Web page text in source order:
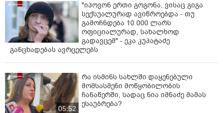
"იპოვონ ერთი გოგონა, ვისაც გიგა
სექსუალურად ავიწროებდა - თუ
გამოჩნდება 10 000 ლარს
ოფიციალურად, სახალხოდ
გადავცემ" - ეკა კუპატაძე
განცხადებას ავრცელებს
05:52
რა ისმინს სახლში დაყენებული
მომსასმენი მოწყობილობის
ჩანაწერში, სადაც ნია იმნაძე მამას
ესაუბრება?